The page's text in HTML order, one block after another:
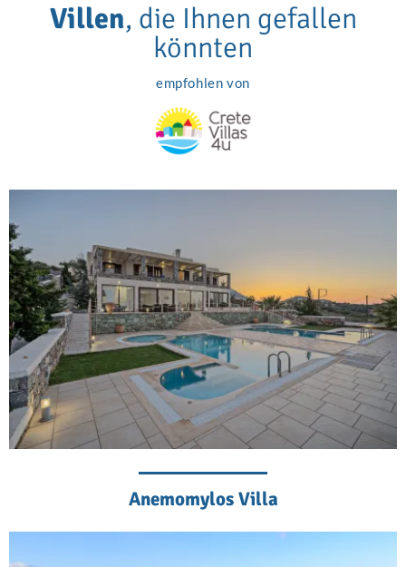
Villen, die Ihnen gefallen
könnten
empfohlen von
Anemomylos Villa